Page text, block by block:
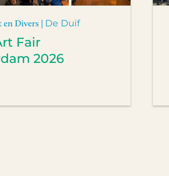
Divers | De Duif
Fair
2026